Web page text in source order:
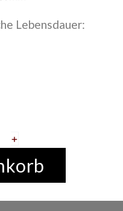
Lebensdauer:
+